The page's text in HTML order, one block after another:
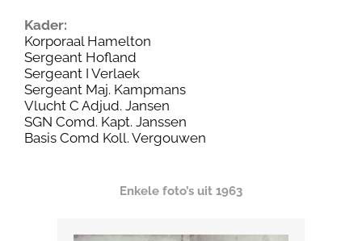
Kader:
Korporaal Hamelton
Sergeant Hofland
Sergeant I Verlaek
Sergeant Maj. Kampmans
Vlucht C Adjud. Jansen
SGN Comd. Kapt. Janssen
Basis Comd Koll. Vergouwen
Enkele foto’s uit 1963